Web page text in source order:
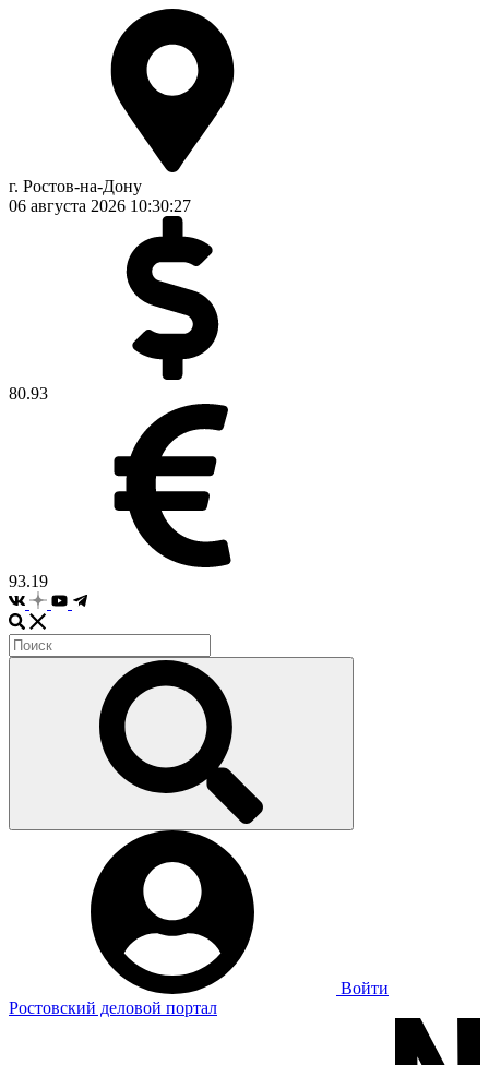
г. Ростов-на-Дону
06 августа 2026 10:30:27
80.93
93.19
Войти
Ростовский деловой портал